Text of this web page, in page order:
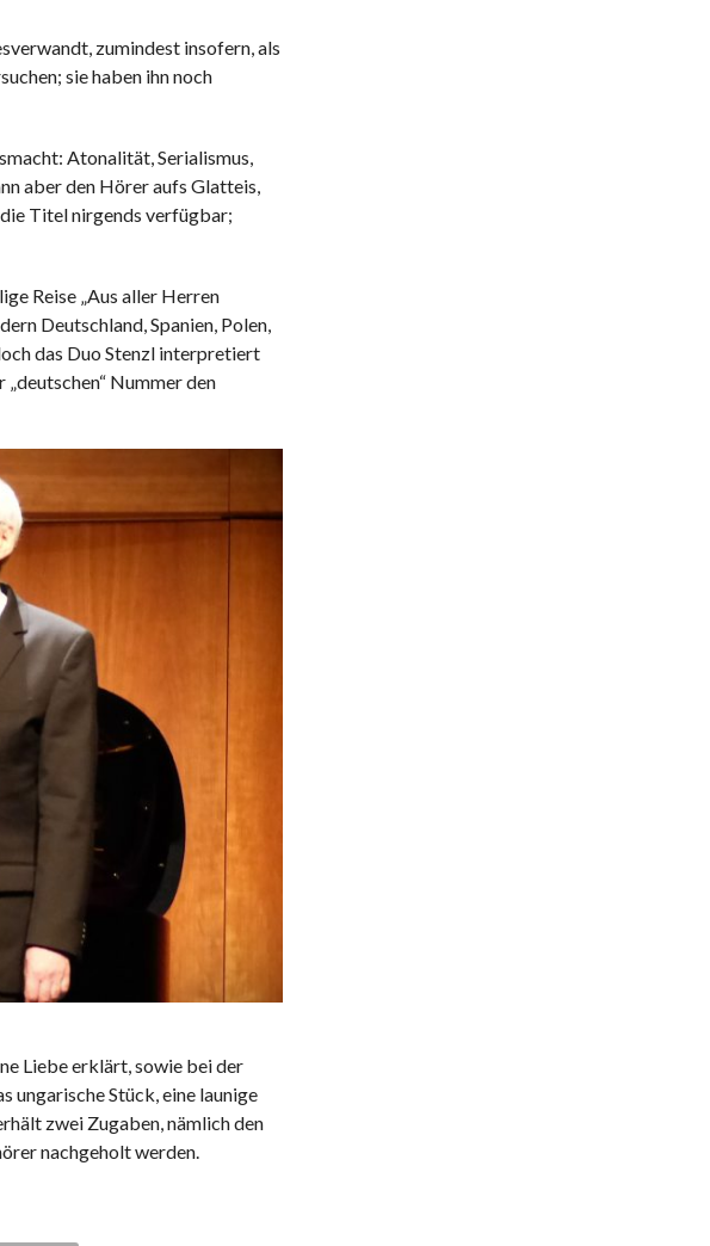
zumindest insofern, als
sie haben ihn noch
Atonalität, Serialismus,
aber den Hörer aufs Glatteis,
Titel nirgends verfügbar;
Reise „Aus aller Herren
Deutschland, Spanien, Polen,
das Duo Stenzl interpretiert
Nummer den
Liebe erklärt, sowie bei der
ungarische Stück, eine launige
zwei Zugaben, nämlich den
nachgeholt werden.